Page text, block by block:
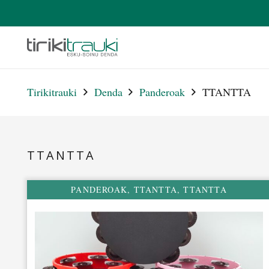
Tirikitrauki Denda Panderoak TTANTTA
TTANTTA
PANDEROAK, TTANTTA,TTANTTA